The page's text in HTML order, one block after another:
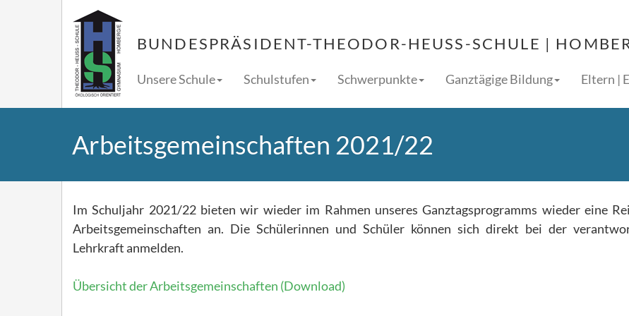
BUNDESPRÄSIDENT-THEODOR-HEUSS-SCHULE |
Unsere Schule Schulstufen Schwerpunkte Ganztägige Bildung Eltern |
Arbeitsgemeinschaften 2021/22
Im Schuljahr 2021/22 bieten wir wieder im Rahmen unseres Ganztagsprogramms wieder eine
Arbeitsgemeinschaften an. Die Schülerinnen und Schüler können sich direkt bei der
Lehrkraft anmelden.
Übersicht der Arbeitsgemeinschaften (Download)